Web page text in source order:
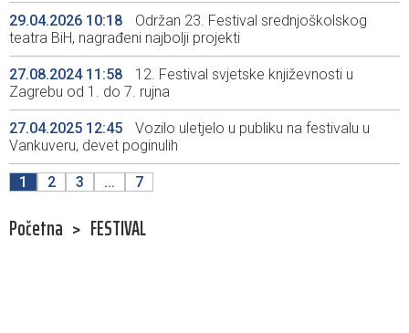
29.04.2026 10:18
Održan 23. Festival srednjoškolskog
teatra BiH, nagrađeni najbolji projekti
27.08.2024 11:58
12. Festival svjetske književnosti u
Zagrebu od 1. do 7. rujna
27.04.2025 12:45
Vozilo uletjelo u publiku na festivalu u
Vankuveru, devet poginulih
1 2 3 ... 7
Početna > FESTIVAL